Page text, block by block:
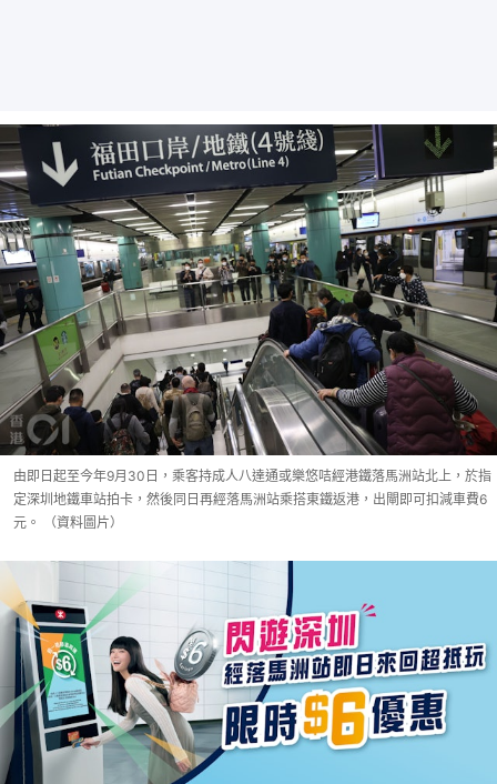
由即日起至今年9月30日，乘客持成人八達通或樂悠咭經港鐵落馬洲站北上，於指
定深圳地鐵車站拍卡，然後同日再經落馬洲站乘搭東鐵返港，出閘即可扣減車費6
元。 （資料圖片）